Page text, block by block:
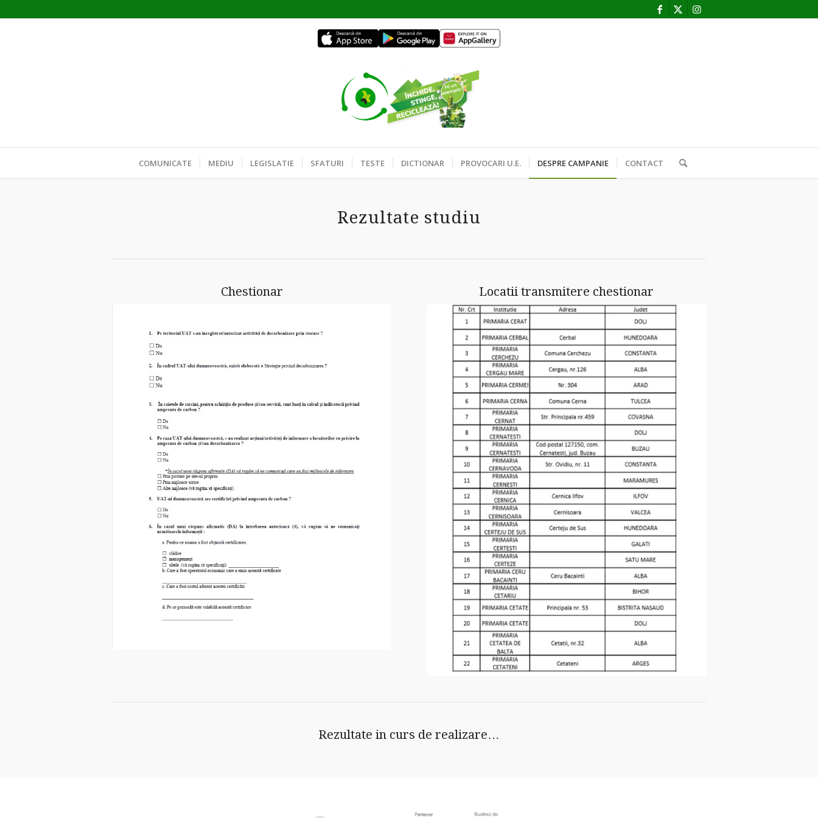
COMUNICATE MEDIU LEGISLATIE SFATURI TESTE DICTIONAR PROVOCARI U.E. DESPRE CAMPANIE CONTACT
Rezultate studiu
Chestionar Locatii transmitere chestionar
Rezultate in curs de realizare…